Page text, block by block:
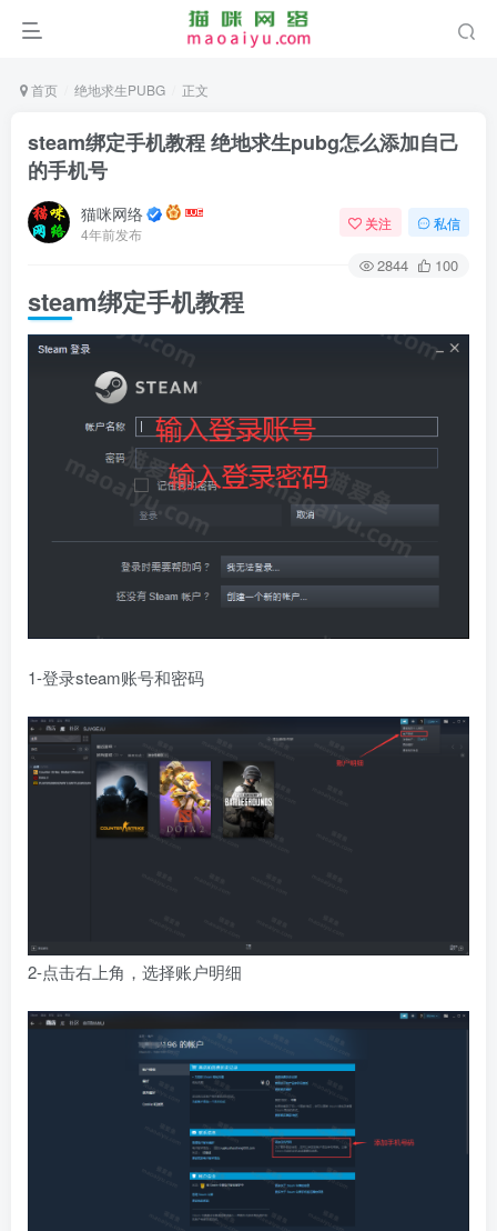
首页 绝地求生PUBG 正文
steam绑定手机教程 绝地求生pubg怎么添加自己
的手机号
猫咪网络
4年前发布
关注 私信
2844 100
steam绑定手机教程
1-登录steam账号和密码
2-点击右上角，选择账户明细